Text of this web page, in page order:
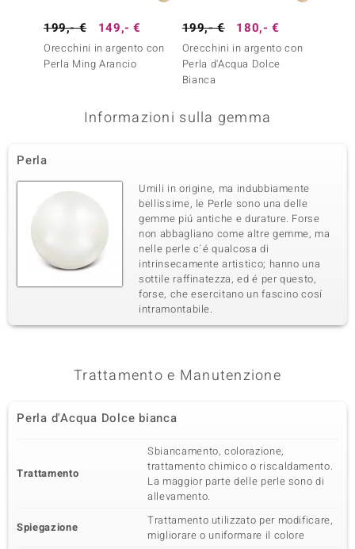
199,- € 149,- €
Orecchini in argento con
Perla Ming Arancio
199,- € 180,- €
Orecchini in argento con
Perla d'Acqua Dolce
Bianca
Informazioni sulla gemma
Perla
Umili in origine, ma indubbiamente
bellissime, le Perle sono una delle
gemme piú antiche e durature. Forse
non abbagliano come altre gemme, ma
nelle perle c´é qualcosa di
intrinsecamente artistico; hanno una
sottile raffinatezza, ed é per questo,
forse, che esercitano un fascino cosí
intramontabile.
Trattamento e Manutenzione
Perla d'Acqua Dolce bianca
Trattamento
Sbiancamento, colorazione,
trattamento chimico o riscaldamento.
La maggior parte delle perle sono di
allevamento.
Spiegazione
Trattamento utilizzato per modificare,
migliorare o uniformare il colore